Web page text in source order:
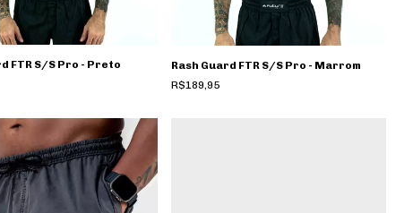
FTR S/S Pro - Preto
Rash Guard FTR S/S Pro - Marrom
R$189,95